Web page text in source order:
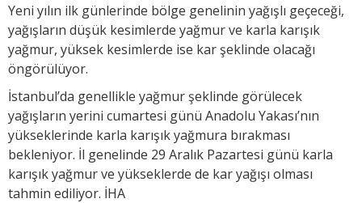
Yeni yılın ilk günlerinde bölge genelinin yağışlı geçeceği,
yağışların düşük kesimlerde yağmur ve karla karışık
yağmur, yüksek kesimlerde ise kar şeklinde olacağı
öngörülüyor.
İstanbul’da genellikle yağmur şeklinde görülecek
yağışların yerini cumartesi günü Anadolu Yakası’nın
yükseklerinde karla karışık yağmura bırakması
bekleniyor. İl genelinde 29 Aralık Pazartesi günü karla
karışık yağmur ve yükseklerde de kar yağışı olması
tahmin ediliyor. İHA